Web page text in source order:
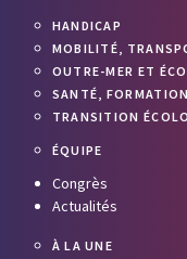
HANDICAP
MOBILITÉ,
OUTRE-MER ET
SANTÉ,
TRANSITION
ÉQUIPE
Congrès
Actualités
À LA UNE